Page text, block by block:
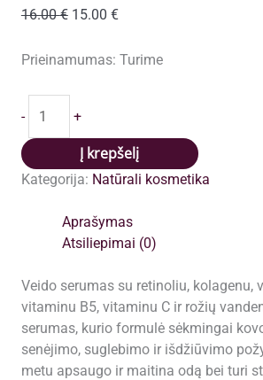
16.00€ Original
was:
15.00 €Current
is:
Prieinamumas: Turime
-
kiekis:
Veido
serumas
Melitis
+
Į krepšelį
Kategorija: Natūrali kosmetika
Aprašymas
Atsiliepimai (0)
Veido serumas su retinoliu, kolagenu,
vitaminu B5, vitaminu C ir rožių
serumas, kurio formulė sėkmingai
senėjimo, suglebimo ir išdžiūvimo
metu apsaugo ir maitina odą bei turi